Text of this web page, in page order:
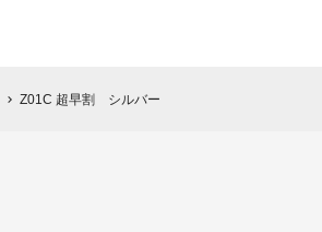
chevron_right Z01C 超早割 シルバー